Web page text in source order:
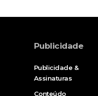
Publicidade
Publicidade &
Assinaturas
Conteúdo